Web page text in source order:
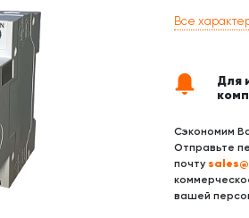
Все
Для
Сэкономим
Отправьте
почту
вашей